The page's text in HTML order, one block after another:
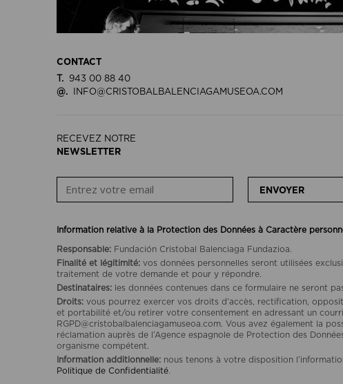
CONTACT
T.
943 00 88 40
@.
INFO@CRISTOBALBALENCIAGAMUSEOA.COM
RECEVEZ NOTRE
NEWSLETTER
ENVOYER
Information relative à la Protection des Données à Caractère
Responsable: Fundación Cristobal Balenciaga Fundazioa.
Finalité et légitimité: vos données personnelles seront utilisées
traitement de votre demande et pour y répondre.
Destinataires: les données contenues dans ce formulaire ne seront
Droits: vous pourrez exercer vos droits d’accès, rectification,
et portabilité et/ou retirer votre consentement en adressant un
RGPD@cristobalbalenciagamuseoa.com. Vous avez également la
réclamation auprès de l’Agence espagnole de Protection des
organisme compétent.
Information additionnelle: nous tenons à votre disposition
Politique de Confidentialité.